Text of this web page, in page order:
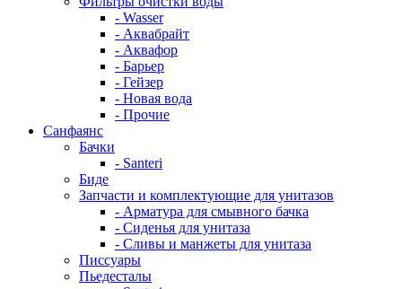
- Wasser
- Аквабрайт
- Аквафор
- Барьер
- Гейзер
- Новая вода
- Прочие
Санфаянс
Бачки
- Santeri
Биде
Запчасти и комплектующие для унитазов
- Арматура для смывного бачка
- Сиденья для унитаза
- Сливы и манжеты для унитаза
Писсуары
Пьедесталы